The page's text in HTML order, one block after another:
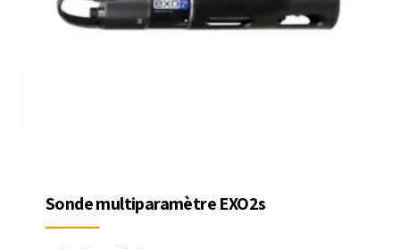
Sonde multiparamètre EXO2s